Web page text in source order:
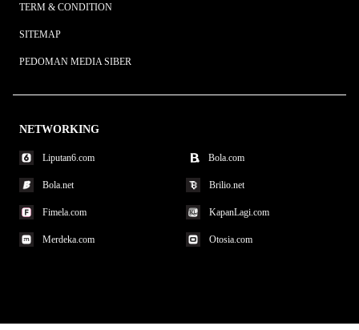
TERM & CONDITION
SITEMAP
PEDOMAN MEDIA SIBER
NETWORKING
Liputan6.com Bola.com
Bola.net Brilio.net
Fimela.com KapanLagi.com
Merdeka.com Otosia.com